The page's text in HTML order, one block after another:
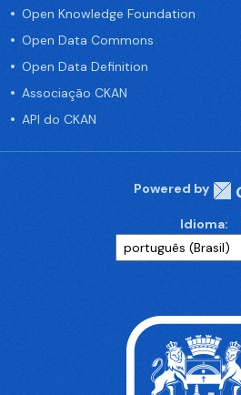
Open Knowledge Foundation
Open Data Commons
Open Data Definition
Associação CKAN
API do CKAN
Powered by
Idioma